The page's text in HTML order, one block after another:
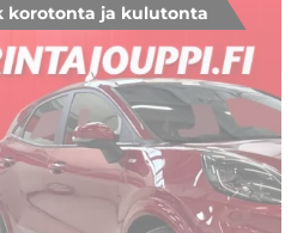
korotonta ja kulutonta